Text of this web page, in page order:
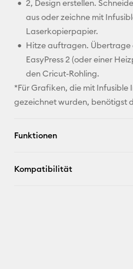
2, Design erstellen.
aus oder zeichne mit
Laserkopierpapier.
Hitze auftragen.
EasyPress 2 (oder einer
den Cricut-Rohling.
*Für Grafiken, die mit Infusible
gezeichnet wurden, benötigst
Funktionen
Kompatibilität